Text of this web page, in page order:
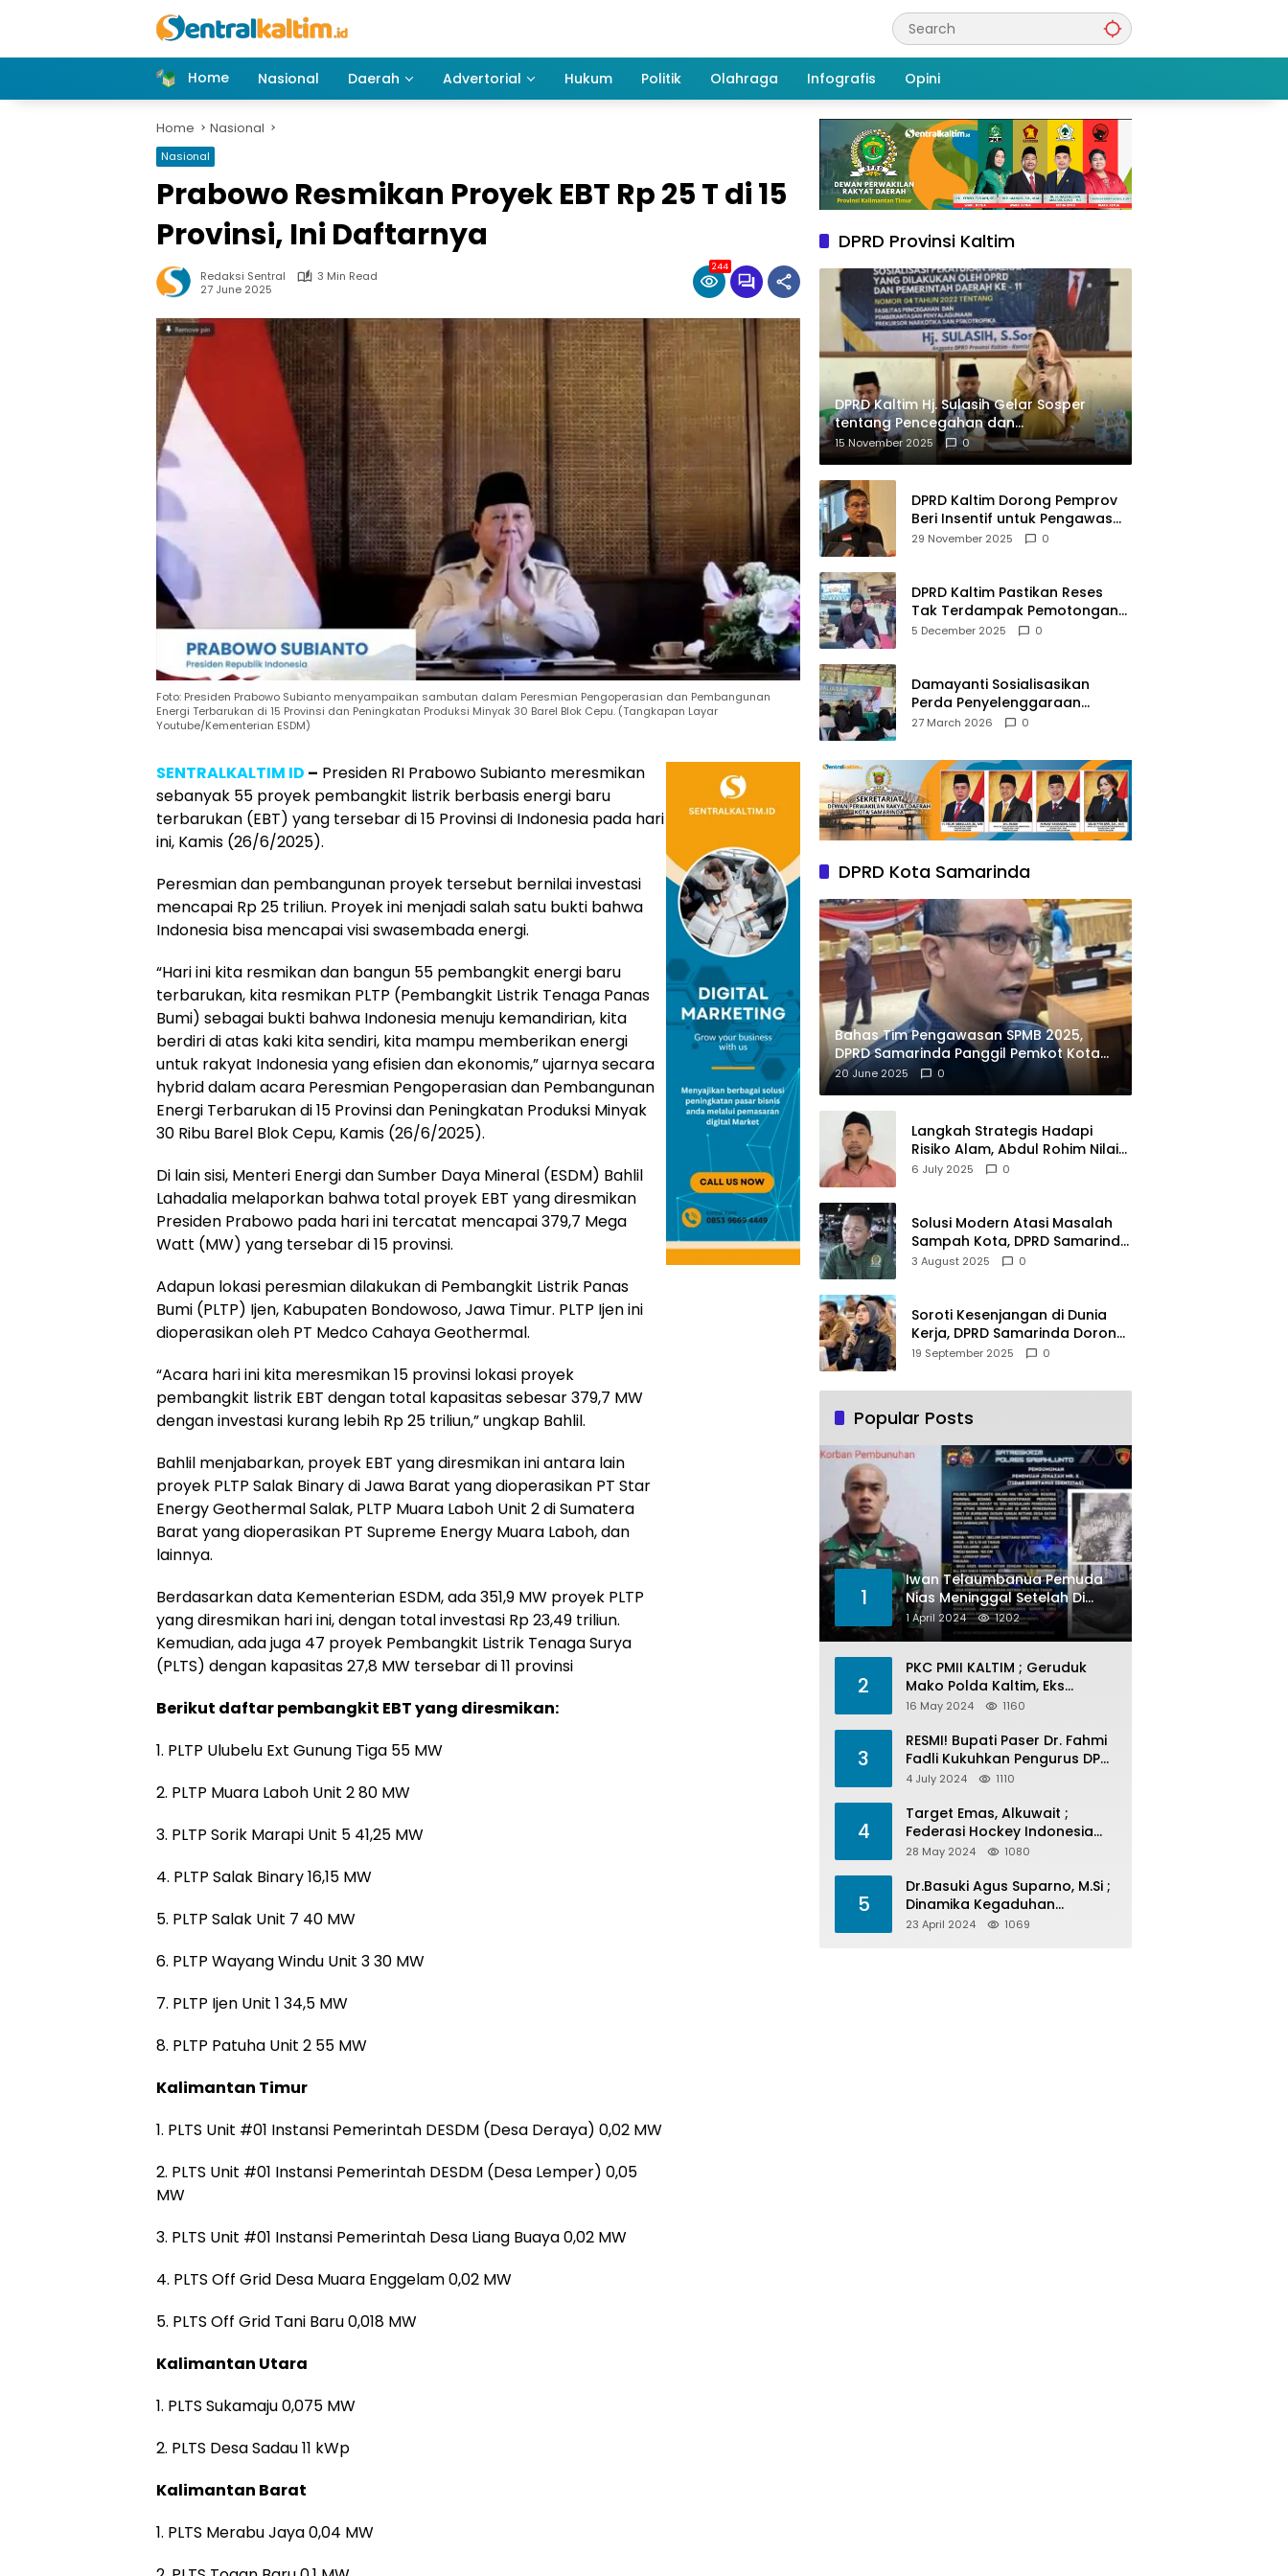
Home
Nasional Daerah Advertorial Hukum Politik Olahraga Infografis Opini
Home Nasional
Nasional
Prabowo Resmikan Proyek EBT Rp 25 T di 15
Provinsi, Ini Daftarnya
Redaksi Sentral
3 Min Read
27 June 2025
244
Foto: Presiden Prabowo Subianto menyampaikan sambutan dalam Peresmian Pengoperasian dan Pembangunan
Energi Terbarukan di 15 Provinsi dan Peningkatan Produksi Minyak 30 Barel Blok Cepu. (Tangkapan Layar
Youtube/Kementerian ESDM)
SENTRALKALTIM ID – Presiden RI Prabowo Subianto meresmikan
sebanyak 55 proyek pembangkit listrik berbasis energi baru
terbarukan (EBT) yang tersebar di 15 Provinsi di Indonesia pada hari
ini, Kamis (26/6/2025).
Peresmian dan pembangunan proyek tersebut bernilai investasi
mencapai Rp 25 triliun. Proyek ini menjadi salah satu bukti bahwa
Indonesia bisa mencapai visi swasembada energi.
“Hari ini kita resmikan dan bangun 55 pembangkit energi baru
terbarukan, kita resmikan PLTP (Pembangkit Listrik Tenaga Panas
Bumi) sebagai bukti bahwa Indonesia menuju kemandirian, kita
berdiri di atas kaki kita sendiri, kita mampu memberikan energi
untuk rakyat Indonesia yang efisien dan ekonomis,” ujarnya secara
hybrid dalam acara Peresmian Pengoperasian dan Pembangunan
Energi Terbarukan di 15 Provinsi dan Peningkatan Produksi Minyak
30 Ribu Barel Blok Cepu, Kamis (26/6/2025).
Di lain sisi, Menteri Energi dan Sumber Daya Mineral (ESDM) Bahlil
Lahadalia melaporkan bahwa total proyek EBT yang diresmikan
Presiden Prabowo pada hari ini tercatat mencapai 379,7 Mega
Watt (MW) yang tersebar di 15 provinsi.
Adapun lokasi peresmian dilakukan di Pembangkit Listrik Panas
Bumi (PLTP) Ijen, Kabupaten Bondowoso, Jawa Timur. PLTP Ijen ini
dioperasikan oleh PT Medco Cahaya Geothermal.
“Acara hari ini kita meresmikan 15 provinsi lokasi proyek
pembangkit listrik EBT dengan total kapasitas sebesar 379,7 MW
dengan investasi kurang lebih Rp 25 triliun,” ungkap Bahlil.
Bahlil menjabarkan, proyek EBT yang diresmikan ini antara lain
proyek PLTP Salak Binary di Jawa Barat yang dioperasikan PT Star
Energy Geothermal Salak, PLTP Muara Laboh Unit 2 di Sumatera
Barat yang dioperasikan PT Supreme Energy Muara Laboh, dan
lainnya.
Berdasarkan data Kementerian ESDM, ada 351,9 MW proyek PLTP
yang diresmikan hari ini, dengan total investasi Rp 23,49 triliun.
Kemudian, ada juga 47 proyek Pembangkit Listrik Tenaga Surya
(PLTS) dengan kapasitas 27,8 MW tersebar di 11 provinsi
Berikut daftar pembangkit EBT yang diresmikan:
1. PLTP Ulubelu Ext Gunung Tiga 55 MW
2. PLTP Muara Laboh Unit 2 80 MW
3. PLTP Sorik Marapi Unit 5 41,25 MW
4. PLTP Salak Binary 16,15 MW
5. PLTP Salak Unit 7 40 MW
6. PLTP Wayang Windu Unit 3 30 MW
7. PLTP Ijen Unit 1 34,5 MW
8. PLTP Patuha Unit 2 55 MW
Kalimantan Timur
1. PLTS Unit #01 Instansi Pemerintah DESDM (Desa Deraya) 0,02 MW
2. PLTS Unit #01 Instansi Pemerintah DESDM (Desa Lemper) 0,05
MW
3. PLTS Unit #01 Instansi Pemerintah Desa Liang Buaya 0,02 MW
4. PLTS Off Grid Desa Muara Enggelam 0,02 MW
5. PLTS Off Grid Tani Baru 0,018 MW
Kalimantan Utara
1. PLTS Sukamaju 0,075 MW
2. PLTS Desa Sadau 11 kWp
Kalimantan Barat
1. PLTS Merabu Jaya 0,04 MW
DPRD Provinsi Kaltim
DPRD Kaltim Hj. Sulasih Gelar Sosper
tentang Pencegahan dan
Pemberantasan NAPZA
15 November 2025 0
DPRD Kaltim Dorong Pemprov
Beri Insentif untuk Pengawas
Madrasah dan Pendidikan
29 November 2025 0
DPRD Kaltim Pastikan Reses
Tak Terdampak Pemotongan
Transfer Dana Pusat
5 December 2025 0
Damayanti Sosialisasikan
Perda Penyelenggaraan
Pendidikan Pancasila dan
27 March 2026 0
DPRD Kota Samarinda
Bahas Tim Pengawasan SPMB 2025,
DPRD Samarinda Panggil Pemkot Kota
Tepian
20 June 2025 0
Langkah Strategis Hadapi
Risiko Alam, Abdul Rohim Nilai
Samarinda Siap Jadi Pusat
6 July 2025 0
Solusi Modern Atasi Masalah
Sampah Kota, DPRD Samarinda
Dukung Penuh Proyek PLTSA
3 August 2025 0
Soroti Kesenjangan di Dunia
Kerja, DPRD Samarinda Dorong
Pemkot Gencarkan
19 September 2025 0
Popular Posts
1
Iwan Telaumbanua Pemuda
Nias Meninggal Setelah Di
Habisi Oknum TNI AL
1 April 2024 1202
2
PKC PMII KALTIM ; Geruduk
Mako Polda Kaltim, Eks
Lubang Tambang Banyak
16 May 2024 1160
3
RESMI! Bupati Paser Dr. Fahmi
Fadli Kukuhkan Pengurus DPP
LAP 2024-2029
4 July 2024 1110
4
Target Emas, Alkuwait ;
Federasi Hockey Indonesia
Kota Balikpapan Siap Menjadi
28 May 2024 1080
5
Dr.Basuki Agus Suparno, M.Si ;
Dinamika Kegaduhan
Komunikasi Politik Jelang
23 April 2024 1069